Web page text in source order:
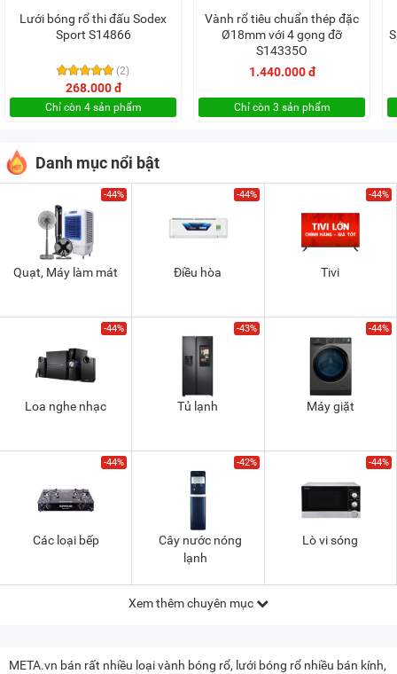
Lưới bóng rổ thi đấu Sodex
Sport S14866
(2)
268.000 đ
Chỉ còn 4 sản phẩm
Vành rổ tiêu chuẩn thép đặc
Ø18mm với 4 gọng đỡ
S14335O
1.440.000 đ
Chỉ còn 3 sản phẩm
Danh mục nổi bật
-44%
Quạt, Máy làm mát
-44%
Điều hòa
-44%
Tivi
-44%
Loa nghe nhạc
-43%
Tủ lạnh
-44%
Máy giặt
-44%
Các loại bếp
-42%
Cây nước nóng
lạnh
-44%
Lò vi sóng
Xem thêm chuyên mục
META.vn bán rất nhiều loại vành bóng rổ, lưới bóng rổ nhiều bán kính,